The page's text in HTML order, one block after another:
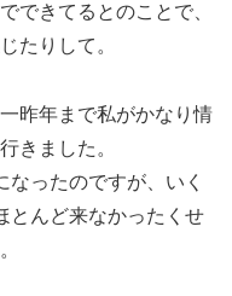
できてるとのことで、
たりして。
昨年まで私がかなり情
きました。
ったのですが、いく
とんど来なかったくせ